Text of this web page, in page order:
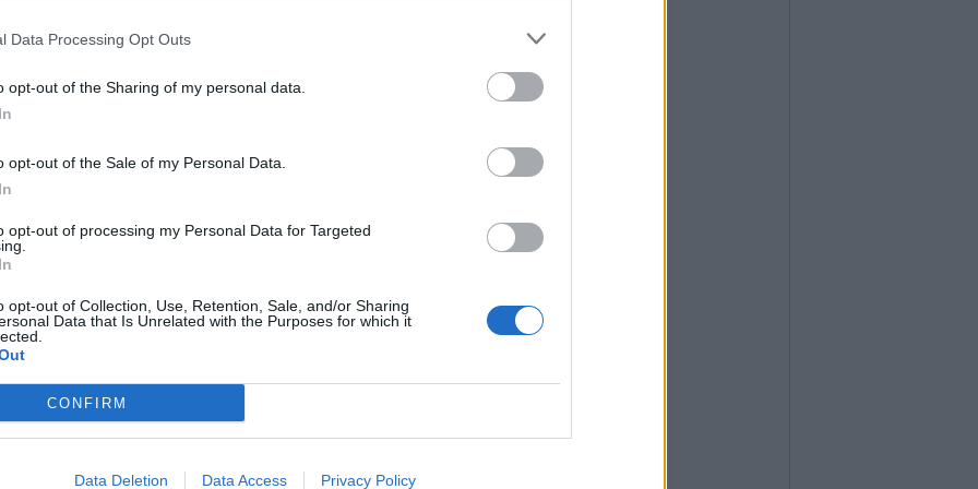
Data Processing Opt Outs
opt-out of the Sharing of my personal data.
opt-out of the Sale of my Personal Data.
opt-out of processing my Personal Data for Targeted
opt-out of Collection, Use, Retention, Sale, and/or Sharing
Data that Is Unrelated with the Purposes for which it
CONFIRM
Data Deletion Data Access Privacy Policy
e l’assoluzione Fratus: “Grazie a tutto il fango gettato
di
a cuore l'informazione del nostro territorio e
prima linea per informarvi in modo puntuale.
Pubblicato il 22 Gennaio 2024